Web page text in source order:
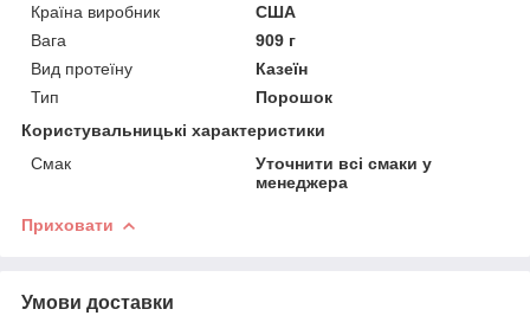
Країна виробник
США
Вага
909 г
Вид протеїну
Казеїн
Тип
Порошок
Користувальницькі характеристики
Смак
Уточнити всі смаки у
менеджера
Приховати
Умови доставки